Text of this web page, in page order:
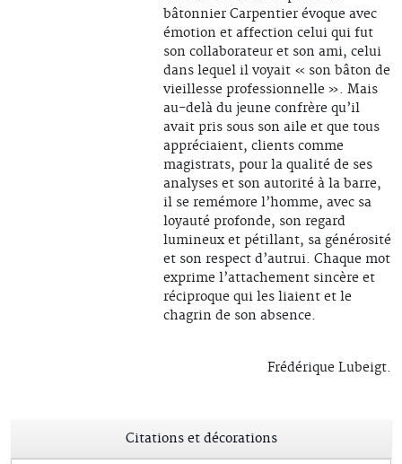
bâtonnier Carpentier évoque avec
émotion et affection celui qui fut
son collaborateur et son ami, celui
dans lequel il voyait « son bâton de
vieillesse professionnelle ». Mais
au-delà du jeune confrère qu’il
avait pris sous son aile et que tous
appréciaient, clients comme
magistrats, pour la qualité de ses
analyses et son autorité à la barre,
il se remémore l’homme, avec sa
loyauté profonde, son regard
lumineux et pétillant, sa générosité
et son respect d’autrui. Chaque mot
exprime l’attachement sincère et
réciproque qui les liaient et le
chagrin de son absence.
Frédérique Lubeigt.
Citations et décorations